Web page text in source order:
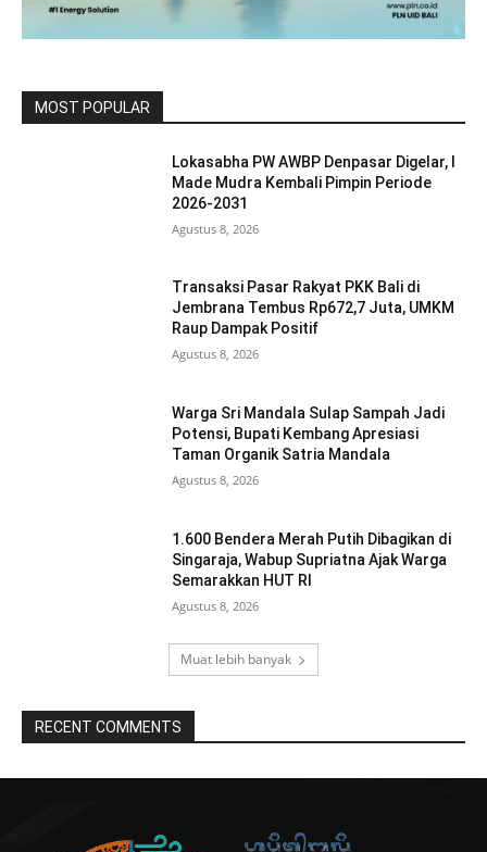
MOST POPULAR
Lokasabha PW AWBP Denpasar Digelar, I
Made Mudra Kembali Pimpin Periode
2026-2031
Agustus 8, 2026
Transaksi Pasar Rakyat PKK Bali di
Jembrana Tembus Rp672,7 Juta, UMKM
Raup Dampak Positif
Agustus 8, 2026
Warga Sri Mandala Sulap Sampah Jadi
Potensi, Bupati Kembang Apresiasi
Taman Organik Satria Mandala
Agustus 8, 2026
1.600 Bendera Merah Putih Dibagikan di
Singaraja, Wabup Supriatna Ajak Warga
Semarakkan HUT RI
Agustus 8, 2026
Muat lebih banyak
RECENT COMMENTS